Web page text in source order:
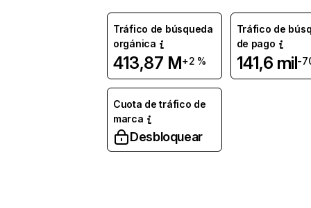
Tráfico de búsqueda
orgánica
413,87 M+2 %
Tráfico de
de pago
141,6 mil-
Cuota de tráfico de
marca
Desbloquear